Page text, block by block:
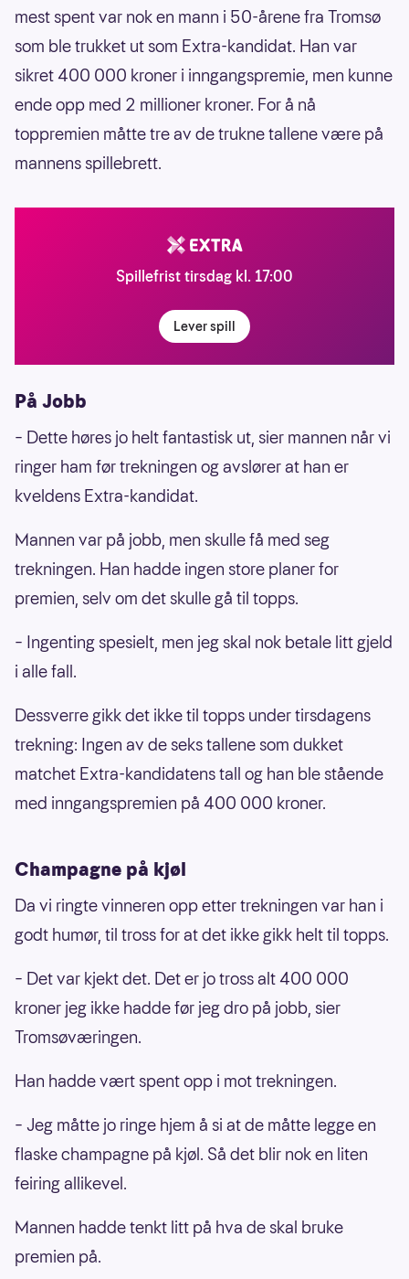
mest spent var nok en mann i 50-årene fra Tromsø
som ble trukket ut som Extra-kandidat. Han var
sikret 400 000 kroner i inngangspremie, men kunne
ende opp med 2 millioner kroner. For å nå
toppremien måtte tre av de trukne tallene være på
mannens spillebrett.
Spillefrist tirsdag kl. 17:00
Lever spill
På Jobb
– Dette høres jo helt fantastisk ut, sier mannen når vi
ringer ham før trekningen og avslører at han er
kveldens Extra-kandidat.
Mannen var på jobb, men skulle få med seg
trekningen. Han hadde ingen store planer for
premien, selv om det skulle gå til topps.
– Ingenting spesielt, men jeg skal nok betale litt gjeld
i alle fall.
Dessverre gikk det ikke til topps under tirsdagens
trekning: Ingen av de seks tallene som dukket
matchet Extra-kandidatens tall og han ble stående
med inngangspremien på 400 000 kroner.
Champagne på kjøl
Da vi ringte vinneren opp etter trekningen var han i
godt humør, til tross for at det ikke gikk helt til topps.
– Det var kjekt det. Det er jo tross alt 400 000
kroner jeg ikke hadde før jeg dro på jobb, sier
Tromsøværingen.
Han hadde vært spent opp i mot trekningen.
– Jeg måtte jo ringe hjem å si at de måtte legge en
flaske champagne på kjøl. Så det blir nok en liten
feiring allikevel.
Mannen hadde tenkt litt på hva de skal bruke
premien på.